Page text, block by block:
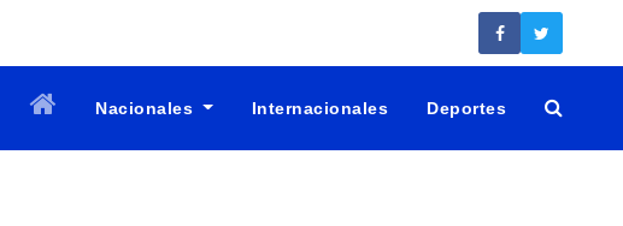
Nacionales Internacionales Deportes